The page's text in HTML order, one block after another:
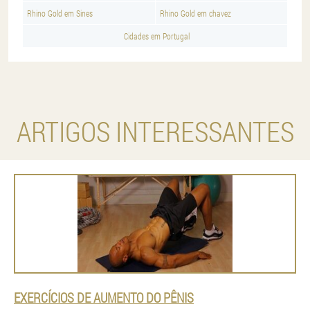
Rhino Gold em Sines Rhino Gold em chavez
Cidades em Portugal
ARTIGOS INTERESSANTES
EXERCÍCIOS DE AUMENTO DO PÊNIS